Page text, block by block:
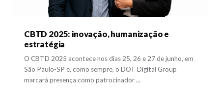
CBTD 2025: inovação, humanização e
estratégia
O CBTD 2025 acontece nos dias 25, 26 e 27 de junho, em
São Paulo-SP e, como sempre, o DOT Digital Group
marcará presença como patrocinador ...